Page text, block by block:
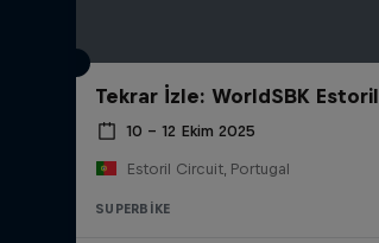
Tekrar İzle: WorldSBK Estoril
10 – 12 Ekim 2025
Estoril Circuit, Portugal
SUPERBIKE